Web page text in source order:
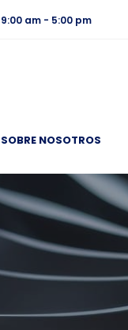
am - 5:00 pm
SOBRE NOSOTROS